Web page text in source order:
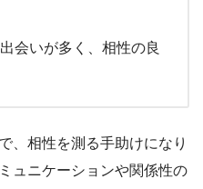
会いが多く、相性の良
、相性を測る手助けになり
ュニケーションや関係性の